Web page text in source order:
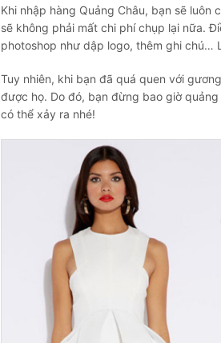
Khi nhập hàng Quảng Châu, bạn sẽ
sẽ không phải mất chi phí chụp lại nữa.
photoshop như dập logo, thêm ghi chú…
Tuy nhiên, khi bạn đã quá quen với
được họ. Do đó, bạn đừng bao giờ
có thể xảy ra nhé!